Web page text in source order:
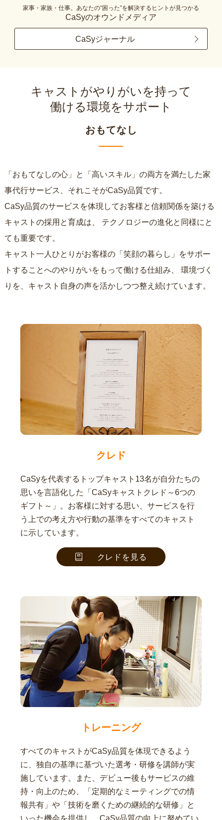
家事・家族・仕事。あなたの“困った”を解決するヒントが見つかる
CaSyのオウンドメディア
CaSyジャーナル
キャストがやりがいを持って
働ける環境をサポート
おもてなし
「おもてなしの心」と「高いスキル」の両方を満たした家
事代行サービス、それこそがCaSy品質です。
CaSy品質のサービスを体現してお客様と信頼関係を築ける
キャストの採用と育成は、
ても重要です。
キャスト一人ひとりがお客様の「笑顔の暮らし」をサポー
トすることへのやりがいをもって働ける仕組み、
りを、キャスト自身の声を活かしつつ整え続けています。
クレド
CaSyを代表するトップキャスト13名が自分たちの
思いを言語化した「CaSyキャストクレド～6つの
ギフト～」。お客様に対する思い、サービスを行
う上での考え方や行動の基準をすべてのキャスト
に示しています。
クレドを見る
トレーニング
すべてのキャストがCaSy品質を体現できるよう
に、独自の基準に基づいた選考・研修を講師が実
施しています。また、デビュー後もサービスの維
持・向上のため、「定期的なミーティングでの情
報共有」や「技術を磨くための継続的な研修」と
いった機会を提供し、CaSy品質の向上に努めてい